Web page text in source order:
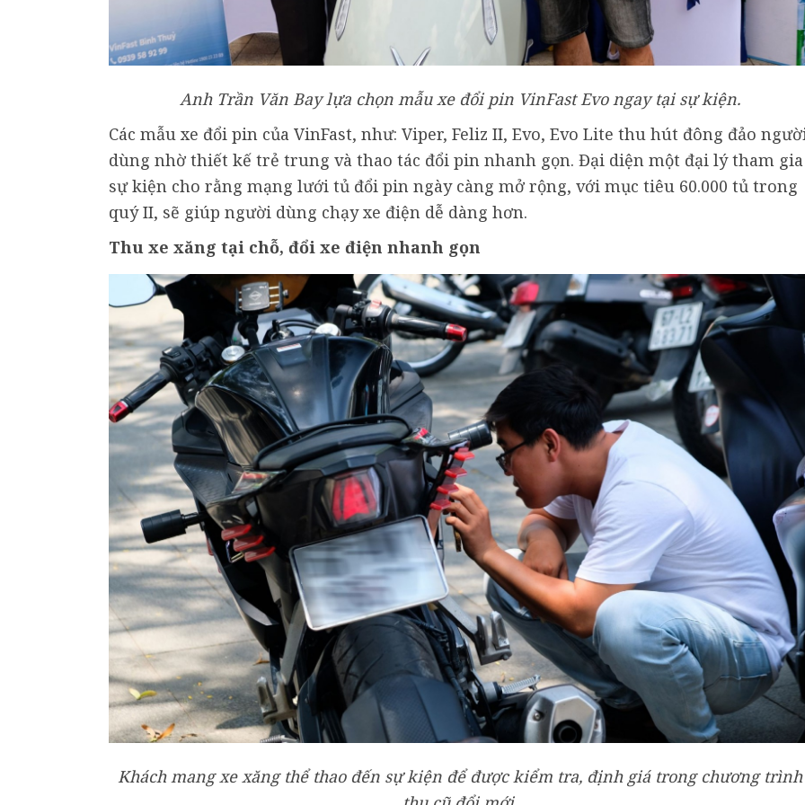
Anh Trần Văn Bay lựa chọn mẫu xe đổi pin VinFast Evo ngay tại sự kiện.
Các mẫu xe đổi pin của VinFast, như: Viper, Feliz II, Evo, Evo Lite thu hút đông đảo
dùng nhờ thiết kế trẻ trung và thao tác đổi pin nhanh gọn. Đại diện một đại lý tham gia
sự kiện cho rằng mạng lưới tủ đổi pin ngày càng mở rộng, với mục tiêu 60.000 tủ trong
quý II, sẽ giúp người dùng chạy xe điện dễ dàng hơn.
Thu xe xăng tại chỗ, đổi xe điện nhanh gọn
Khách mang xe xăng thể thao đến sự kiện để được kiểm tra, định giá trong chương trình